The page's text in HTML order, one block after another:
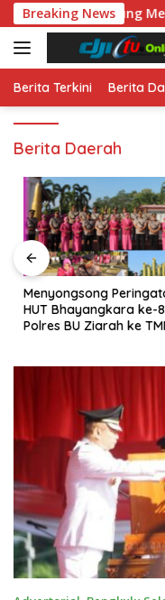
Langsung
ke
konten
Breaking News
Meriah,
Berita Terkini Berita
Berita Daerah
Menyongsong
HUT Bhayangkara ke-80,
Polres BU Ziarah ke TMP